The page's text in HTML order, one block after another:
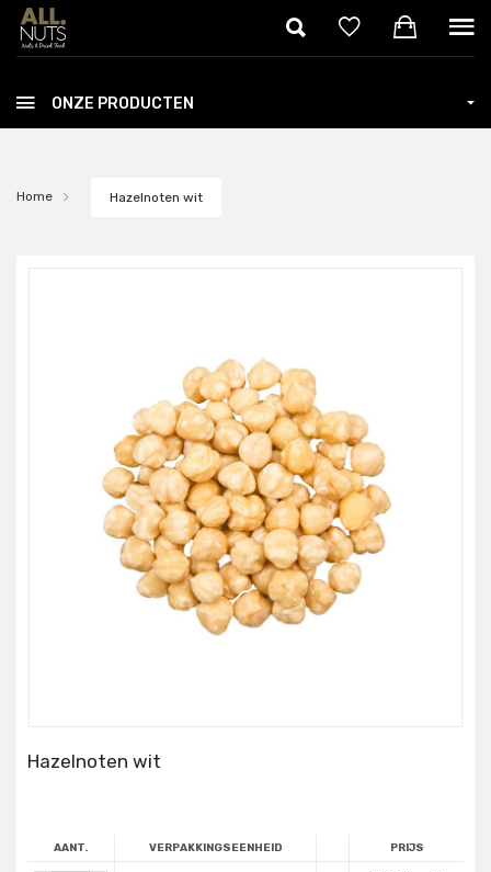
Skip to main content
ONZE PRODUCTEN
Home Hazelnoten wit
Hazelnoten wit
AANT. VERPAKKINGSEENHEID PRIJS